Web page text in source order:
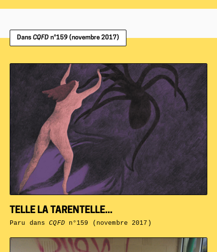
Dans CQFD n°159 (novembre 2017)
TELLE LA TARENTELLE...
Paru dansCQFDn°159 (novembre 2017)